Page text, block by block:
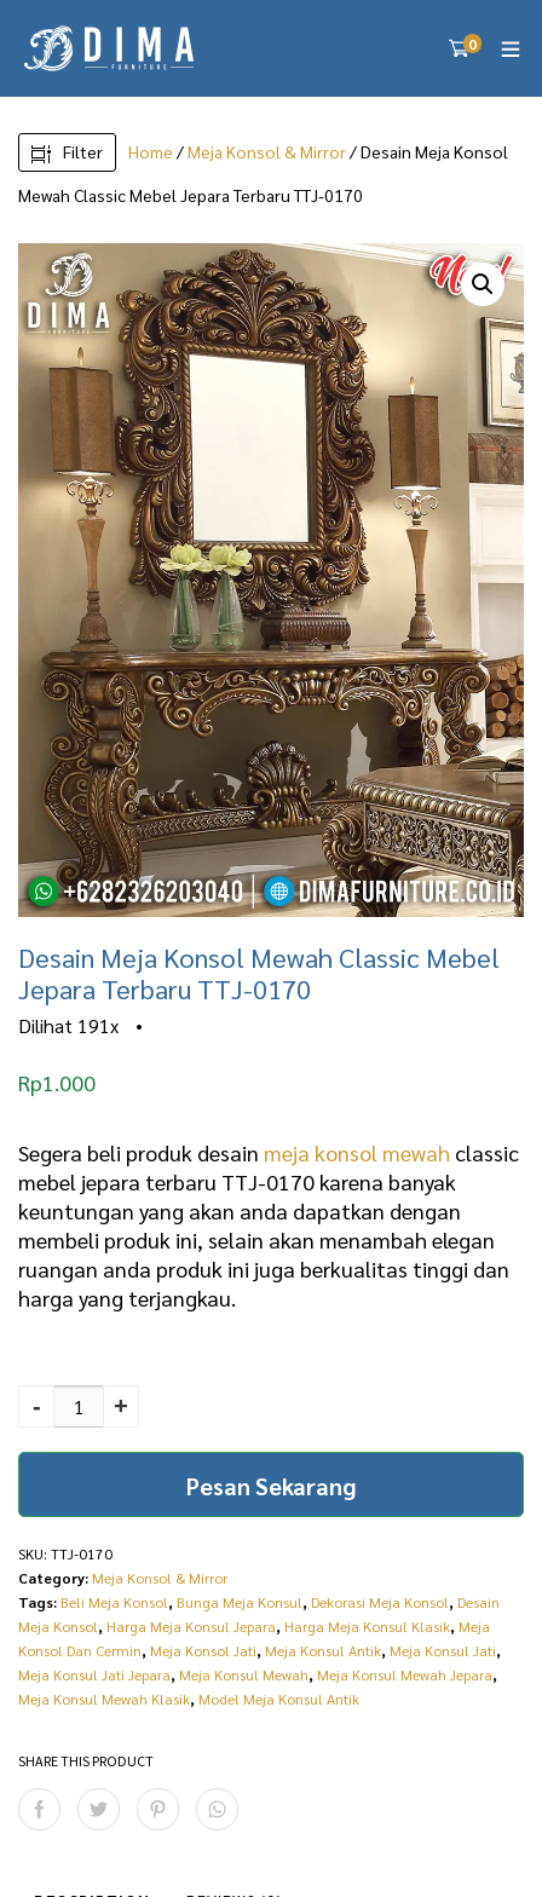
0
Filter Home /Meja Konsol & Mirror/ Desain Meja Konsol
Mewah Classic Mebel Jepara Terbaru TTJ-0170
Desain Meja Konsol Mewah Classic Mebel
Jepara Terbaru TTJ-0170
Dilihat 191x •
Rp1.000
Segera beli produk desain meja konsol mewah classic
mebel jepara terbaru TTJ-0170 karena banyak
keuntungan yang akan anda dapatkan dengan
membeli produk ini, selain akan menambah elegan
ruangan anda produk ini juga berkualitas tinggi dan
harga yang terjangkau.
Mewah Classic Mebel
Jepara Terbaru TTJ-
0170 quantity
- +
Pesan Sekarang
SKU: TTJ-0170
Category: Meja Konsol & Mirror
Tags: Beli Meja Konsol, Bunga Meja Konsul, Dekorasi Meja Konsol, Desain
Meja Konsol, Harga Meja Konsul Jepara, Harga Meja Konsul Klasik, Meja
Konsol Dan Cermin, Meja Konsol Jati, Meja Konsul Antik, Meja Konsul Jati,
Meja Konsul Jati Jepara, Meja Konsul Mewah, Meja Konsul Mewah Jepara,
Meja Konsul Mewah Klasik, Model Meja Konsul Antik
SHARE THIS PRODUCT